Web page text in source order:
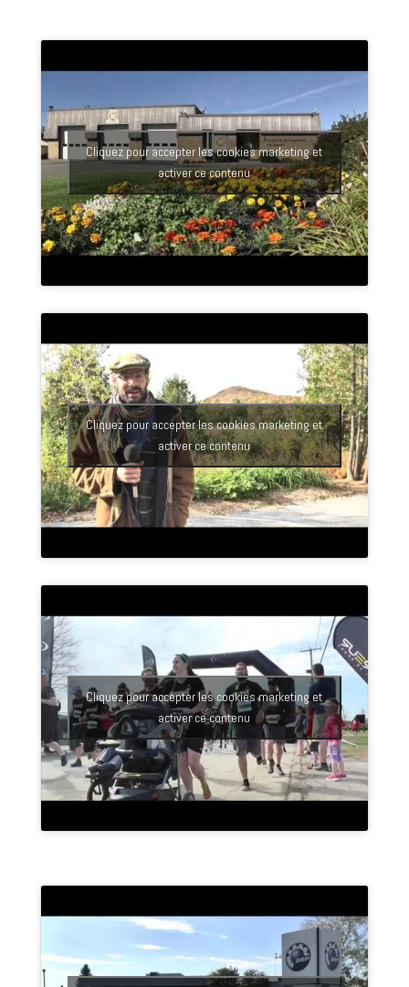
Cliquez pour accepter les cookies marketing et
activer ce contenu
Cliquez pour accepter les cookies marketing et
activer ce contenu
Cliquez pour accepter les cookies marketing et
activer ce contenu